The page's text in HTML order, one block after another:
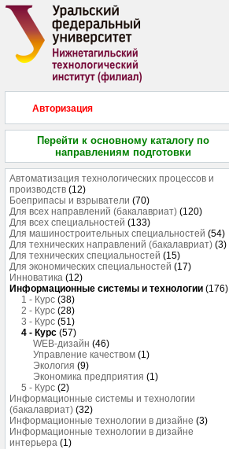
Авторизация
Перейти к основному каталогу по
направлениям подготовки
Автоматизация технологических процессов и
производств (12)
Боеприпасы и взрыватели (70)
Для всех направлений (бакалавриат) (120)
Для всех специальностей (133)
Для машиностроительных специальностей (54)
Для технических направлений (бакалавриат) (3)
Для технических специальностей (15)
Для экономических специальностей (17)
Инноватика (12)
Информационные системы и технологии (176)
1 - Курс (38)
2 - Курс (28)
3 - Курс (51)
4 - Курс (57)
WEB-дизайн (46)
Управление качеством (1)
Экология (9)
Экономика предприятия (1)
5 - Курс (2)
Информационные системы и технологии
(бакалавриат) (32)
Информационные технологии в дизайне (3)
Информационные технологии в дизайне
интерьера (1)